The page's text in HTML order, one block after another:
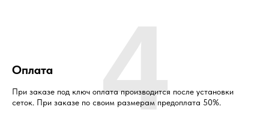
Оплата
При заказе под ключ оплата производится после установки
сеток. При заказе по своим размерам предоплата 50%.
4